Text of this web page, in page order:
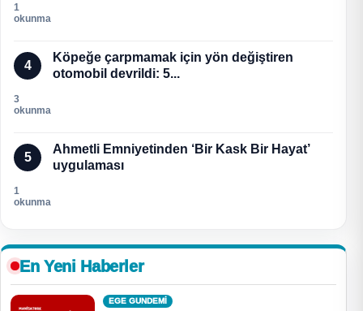
1
okunma
4
Köpeğe çarpmamak için yön değiştiren
otomobil devrildi: 5...
3
okunma
5
Ahmetli Emniyetinden ‘Bir Kask Bir Hayat’
uygulaması
1
okunma
En Yeni Haberler
EGE GUNDEMİ